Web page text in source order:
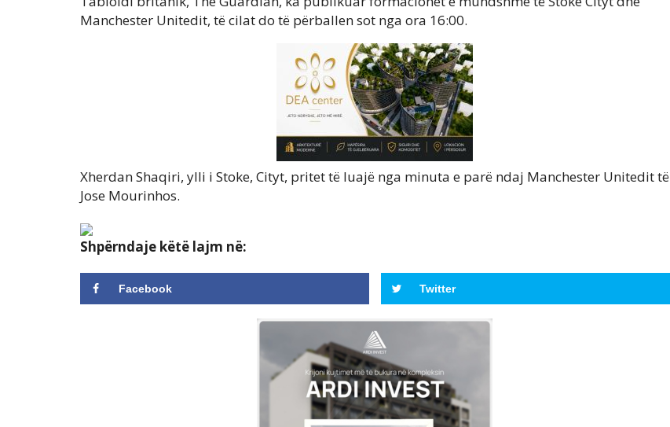
Manchester Unitedit, të cilat do të përballen sot nga ora 16:00.
Xherdan Shaqiri, ylli i Stoke, Cityt, pritet të luajë nga minuta e parë ndaj Manchester Unitedit të
Jose Mourinhos.
Shpërndaje këtë lajm në:
Facebook Twitter